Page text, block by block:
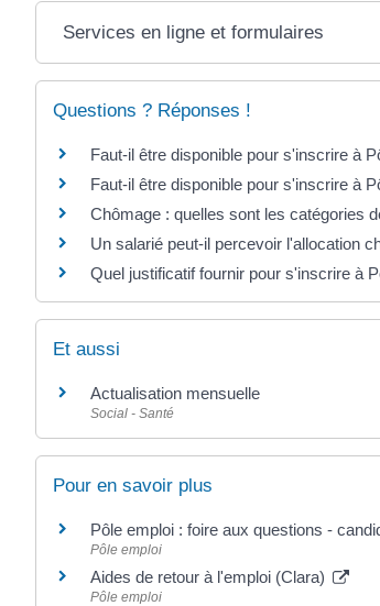
Services en ligne et formulaires
Questions ? Réponses !
Faut-il être disponible pour s'inscrire à
Faut-il être disponible pour s'inscrire à
Chômage : quelles sont les catégories
Un salarié peut-il percevoir l'allocation
Quel justificatif fournir pour s'inscrire à
Et aussi
Actualisation mensuelle
Social - Santé
Pour en savoir plus
Pôle emploi : foire aux questions -
Pôle emploi
Aides de retour à l'emploi (Clara)
Pôle emploi